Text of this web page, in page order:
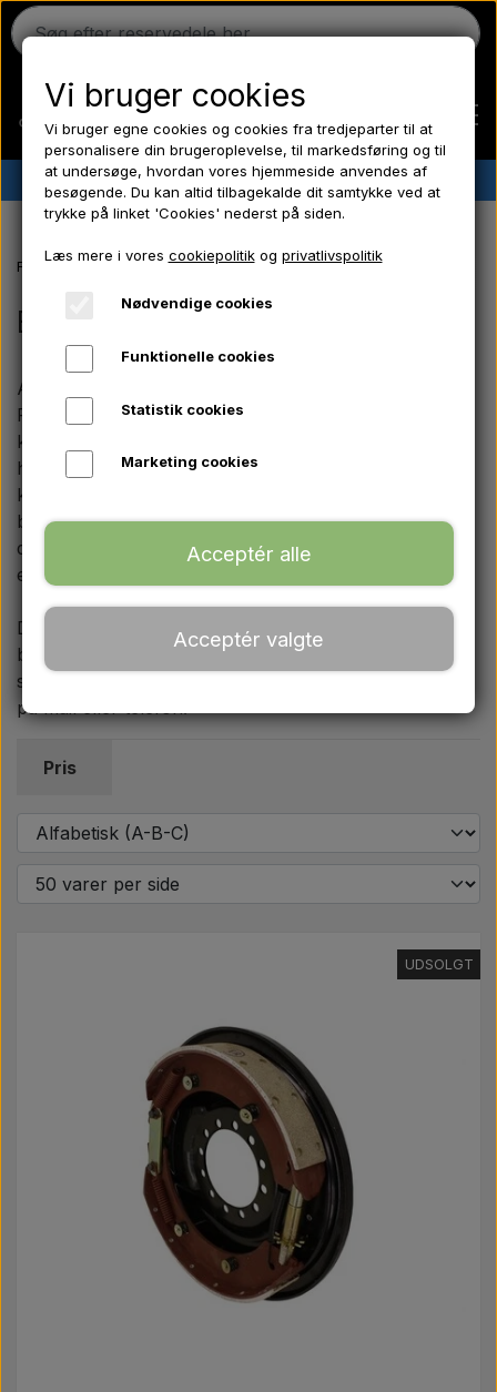
Ferguson
Massey Ferguson
Trækbomme - Topstænger mv.
Traktordæk
Olie
El-dele
Maling Agricolour
PTO Aksler GARDLOC
Værksted/ Værktøj
Tilbud
✔︎ Dansk lager✔︎ Hurtig levering ✔︎ Lave priser
Forside Massey Ferguson reservedele MF 500 serien
Bremser
Aparts tilbyder kvalitetsbremsedele til Massey
Ferguson 500-serien. Sortimentet omfatter
komponenter til tromle- og skivebremsesystemer,
herunder bremsetromler med tilhørende skruer,
komplette ankerplader med bremsebakker, løse
bremsebakker samt monterings- og fjedersæt. Alle
dele passer til MF 500-serien, og du kan se på hvert
enkelt produkt hvilken model den passer til.
Derudover finder du justeringsskruer, bolte til
bremsestænger og bremserens på spray. Har du
spørgsmål til bremsedelene, sidder vi klar til at hjælpe
på mail eller telefon.
Pris
UDSOLGT
Vi bruger cookies
Vi bruger egne cookies og cookies fra tredjeparter til at
personalisere din brugeroplevelse, til markedsføring og til
at undersøge, hvordan vores hjemmeside anvendes af
besøgende. Du kan altid tilbagekalde dit samtykke ved at
trykke på linket 'Cookies' nederst på siden.
Læs mere i vores cookiepolitikog privatlivspolitik
Nødvendige cookies
Funktionelle cookies
Statistik cookies
Marketing cookies
Acceptér alle
Acceptér valgte